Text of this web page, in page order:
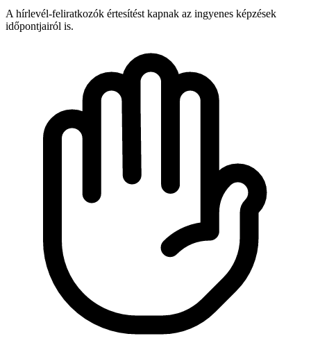
A hírlevél-feliratkozók értesítést kapnak az ingyenes képzések
időpontjairól is.